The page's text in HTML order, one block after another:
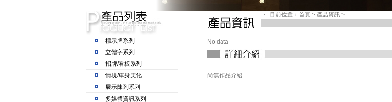
標示牌系列
立體字系列
招牌/看板系列
情境/車身美化
展示陳列系列
多媒體資訊系列
目前位置：首頁 > 產品資訊 >
No data
尚無作品介紹